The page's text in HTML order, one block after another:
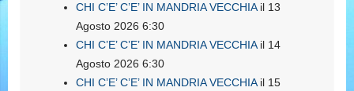
CHI C’E’ C’E’ IN MANDRIA VECCHIAil 13
Agosto 2026 6:30
CHI C’E’ C’E’ IN MANDRIA VECCHIAil 14
Agosto 2026 6:30
CHI C’E’ C’E’ IN MANDRIA VECCHIAil 15